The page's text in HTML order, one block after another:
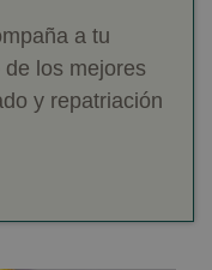
a tu
los mejores
y repatriación